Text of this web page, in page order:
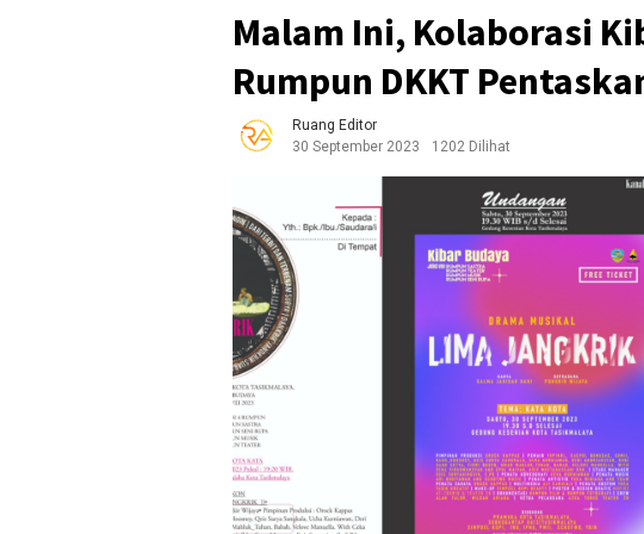
Malam Ini, Kolaborasi
Rumpun DKKT
Ruang Editor
30 September 2023
1202 Dilihat